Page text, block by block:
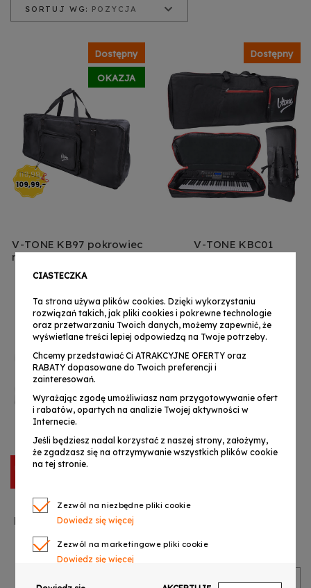
SORTUJ WG: POZYCJA
Cena od najniższej
Cena od najwyższej
Dostępny
OKAZJA
V-TONE KB97 pokrowiec
na keyboard klawisze 97
cm
109,99 zł
Dostępny
V-TONE KBC01
pokrowiec na keyboard
Dostępny
NN KEY61 BAG
pokrowiec na keyboard
45,00 zł
CIASTECZKA
Ta strona używa plików cookies. Dzięki wykorzystaniu
rozwiązań takich, jak pliki cookies i pokrewne technologie
oraz przetwarzaniu Twoich danych, możemy zapewnić, że
wyświetlane treści lepiej odpowiedzą na Twoje potrzeby.
Chcemy przedstawiać Ci ATRAKCYJNE OFERTY oraz
RABATY dopasowane do Twoich preferencji i
zainteresowań.
Wyrażając zgodę umożliwiasz nam przygotowywanie ofert
i rabatów, opartych na analizie Twojej aktywności w
Internecie.
Jeśli będziesz nadal korzystać z naszej strony, założymy,
że zgadzasz się na otrzymywanie wszystkich plików cookie
na tej stronie.
Zezwól na niezbędne pliki cookie
Dowiedz się więcej
Zezwól na marketingowe pliki cookie
Dowiedz się więcej
Zezwól na pliki cookie dotyczące preferencji